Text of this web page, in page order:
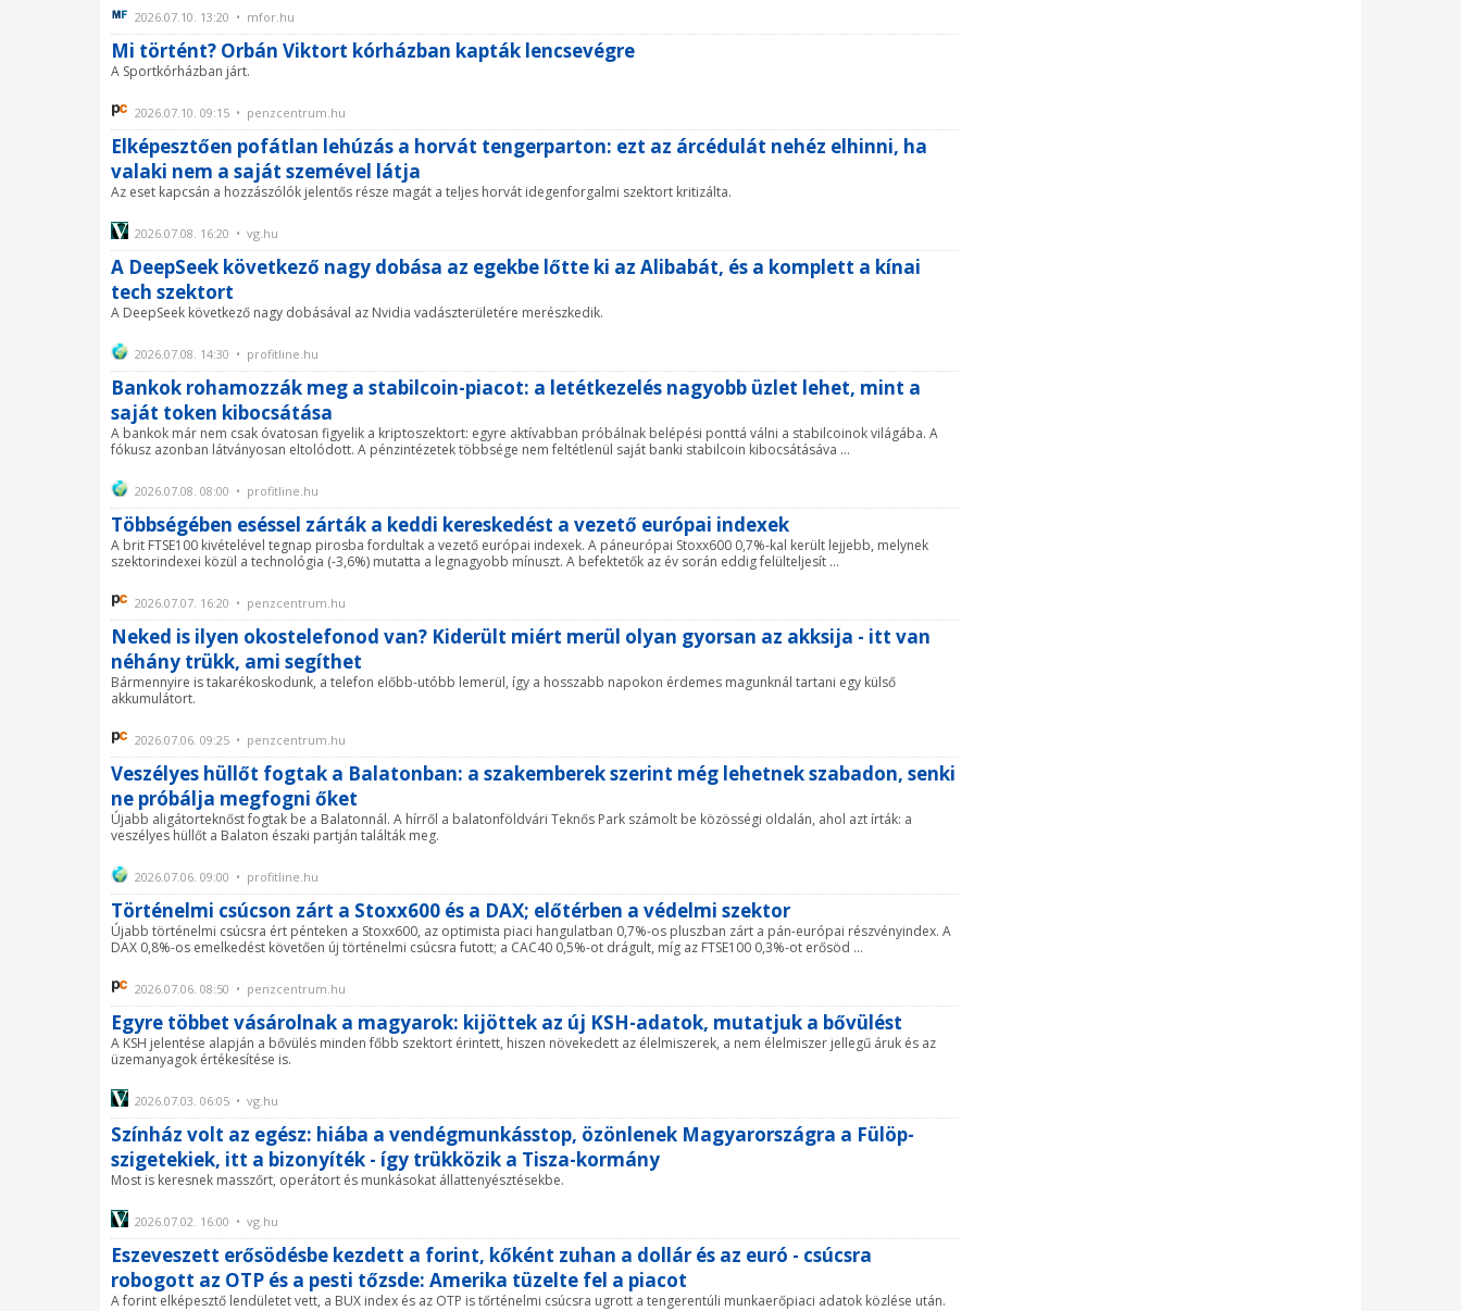
2026.07.10. 13:20 • mfor.hu
Mi történt? Orbán Viktort kórházban kapták lencsevégre
A Sportkórházban járt.
2026.07.10. 09:15 • penzcentrum.hu
Elképesztően pofátlan lehúzás a horvát tengerparton: ezt az árcédulát nehéz elhinni, ha
valaki nem a saját szemével látja
Az eset kapcsán a hozzászólók jelentős része magát a teljes horvát idegenforgalmi szektort kritizálta.
2026.07.08. 16:20 • vg.hu
A DeepSeek következő nagy dobása az egekbe lőtte ki az Alibabát, és a komplett a kínai
tech szektort
A DeepSeek következő nagy dobásával az Nvidia vadászterületére merészkedik.
2026.07.08. 14:30 • profitline.hu
Bankok rohamozzák meg a stabilcoin-piacot: a letétkezelés nagyobb üzlet lehet, mint a
saját token kibocsátása
A bankok már nem csak óvatosan figyelik a kriptoszektort: egyre aktívabban próbálnak belépési ponttá válni a stabilcoinok világába. A
fókusz azonban látványosan eltolódott. A pénzintézetek többsége nem feltétlenül saját banki stabilcoin kibocsátásáva ...
2026.07.08. 08:00 • profitline.hu
Többségében eséssel zárták a keddi kereskedést a vezető európai indexek
A brit FTSE100 kivételével tegnap pirosba fordultak a vezető európai indexek. A páneurópai Stoxx600 0,7%-kal került lejjebb, melynek
szektorindexei közül a technológia (-3,6%) mutatta a legnagyobb mínuszt. A befektetők az év során eddig felülteljesít ...
2026.07.07. 16:20 • penzcentrum.hu
Neked is ilyen okostelefonod van? Kiderült miért merül olyan gyorsan az akksija - itt van
néhány trükk, ami segíthet
Bármennyire is takarékoskodunk, a telefon előbb-utóbb lemerül, így a hosszabb napokon érdemes magunknál tartani egy külső
akkumulátort.
2026.07.06. 09:25 • penzcentrum.hu
Veszélyes hüllőt fogtak a Balatonban: a szakemberek szerint még lehetnek szabadon, senki
ne próbálja megfogni őket
Újabb aligátorteknőst fogtak be a Balatonnál. A hírről a balatonföldvári Teknős Park számolt be közösségi oldalán, ahol azt írták: a
veszélyes hüllőt a Balaton északi partján találták meg.
2026.07.06. 09:00 • profitline.hu
Történelmi csúcson zárt a Stoxx600 és a DAX; előtérben a védelmi szektor
Újabb történelmi csúcsra ért pénteken a Stoxx600, az optimista piaci hangulatban 0,7%-os pluszban zárt a pán-európai részvényindex. A
DAX 0,8%-os emelkedést követően új történelmi csúcsra futott; a CAC40 0,5%-ot drágult, míg az FTSE100 0,3%-ot erősöd ...
2026.07.06. 08:50 • penzcentrum.hu
Egyre többet vásárolnak a magyarok: kijöttek az új KSH-adatok, mutatjuk a bővülést
A KSH jelentése alapján a bővülés minden főbb szektort érintett, hiszen növekedett az élelmiszerek, a nem élelmiszer jellegű áruk és az
üzemanyagok értékesítése is.
2026.07.03. 06:05 • vg.hu
Színház volt az egész: hiába a vendégmunkásstop, özönlenek Magyarországra a Fülöp-
szigetekiek, itt a bizonyíték - így trükközik a Tisza-kormány
Most is keresnek masszőrt, operátort és munkásokat állattenyésztésekbe.
2026.07.02. 16:00 • vg.hu
Eszeveszett erősödésbe kezdett a forint, kőként zuhan a dollár és az euró - csúcsra
robogott az OTP és a pesti tőzsde: Amerika tüzelte fel a piacot
A forint elképesztő lendületet vett, a BUX index és az OTP is tőrténelmi csúcsra ugrott a tengerentúli munkaerőpiaci adatok közlése után.